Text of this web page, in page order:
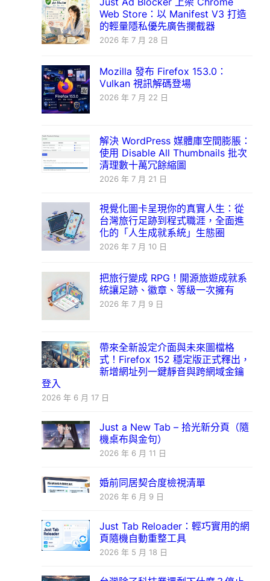
Web Store：以 Manifest V3 打造
的輕量隱私優先廣告攔截器
2026 年 7 月 28 日
Mozilla 發布 Firefox 153.0：
Vulkan 視訊解碼登場
2026 年 7 月 22 日
解決 WordPress 媒體庫空間膨脹：
使用 Disable All Thumbnails 批次
清理數十萬冗餘縮圖
2026 年 7 月 21 日
視覺化圖卡呈現你的真實人生：從
台灣旅行足跡到程式職涯，全面進
化的「人生成就系統」生態圈
2026 年 7 月 10 日
把旅行變成 RPG！開源旅遊成就系
統讓足跡、徽章、等級一次擁有
2026 年 7 月 9 日
帶來全新設定介面與未來圖檔格
式！Firefox 152 穩定版正式釋出，
新增網址列一鍵靜音與跨網域金鑰
登入
2026 年 6 月 17 日
Just a New Tab – 拾光新分頁（隨
機桌布與金句）
2026 年 6 月 11 日
婚前同居契合度檢視清單
2026 年 6 月 9 日
Just Tab Reloader：輕巧實用的網
頁隨機自動重整工具
2026 年 5 月 18 日